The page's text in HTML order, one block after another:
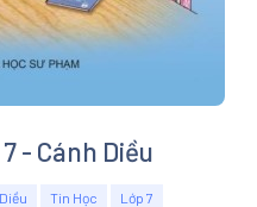
- Cánh Diều
Tin Học Lớp 7